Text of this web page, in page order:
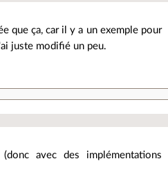
que ça, car il y a un exemple pour
juste modifié un peu.
avec des implémentations